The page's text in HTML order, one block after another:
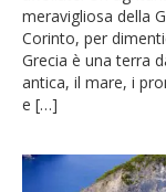
meravigliosa della
Corinto, per
Grecia è una terra
antica, il mare, i
e […]